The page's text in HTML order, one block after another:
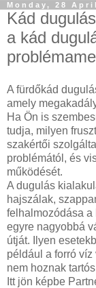
Monday, 28
Kád
a kád
A fürdőkád
amely
Ha Ön is
tudja, milyen
szakértői
problémától, és
működését.
A dugulás
hajszálak,
felhalmozódása a
egyre nagyobbá
útját. Ilyen
például a forró
nem hoznak
Itt jön képbe